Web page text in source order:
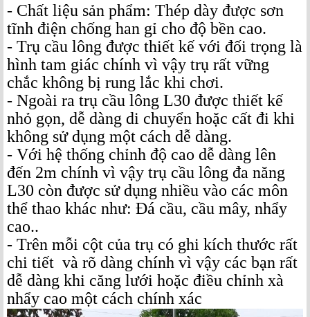
- Chất liệu sản phẩm: Thép dày được sơn
tĩnh điện chống han gỉ cho độ bền cao.
- Trụ cầu lông được thiết kế với đối trọng là
hình tam giác chính vì vậy trụ rất vững
chắc không bị rung lắc khi chơi.
- Ngoài ra trụ cầu lông L30 được thiết kế
nhỏ gọn, dễ dàng di chuyển hoặc cất đi khi
không sử dụng một cách dễ dàng.
- Với hệ thống chỉnh độ cao dễ dàng lên
đến 2m chính vì vậy trụ cầu lông đa năng
L30 còn được sử dụng nhiều vào các môn
thể thao khác như: Đá cầu, cầu mây, nhẩy
cao..
- Trên mỗi cột của trụ có ghi kích thước rất
chi tiết và rõ dàng chính vì vậy các bạn rất
dễ dàng khi căng lưới hoặc điều chỉnh xà
nhẩy cao một cách chính xác